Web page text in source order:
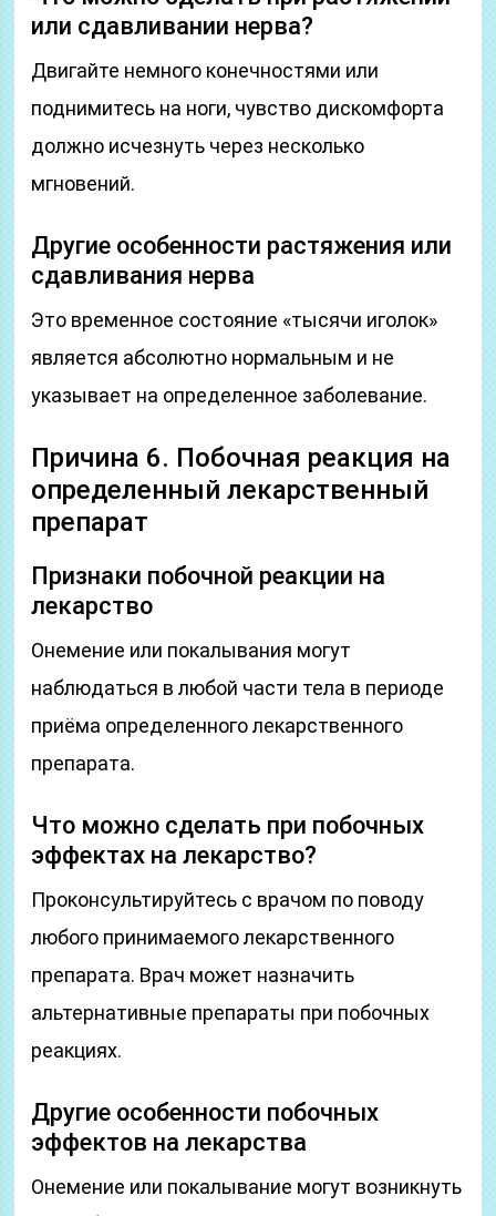
или сдавливании нерва?
Двигайте немного конечностями или
поднимитесь на ноги, чувство дискомфорта
должно исчезнуть через несколько
мгновений.
Другие особенности растяжения или
сдавливания нерва
Это временное состояние «тысячи иголок»
является абсолютно нормальным и не
указывает на определенное заболевание.
Причина 6. Побочная реакция на
определенный лекарственный
препарат
Признаки побочной реакции на
лекарство
Онемение или покалывания могут
наблюдаться в любой части тела в периоде
приёма определенного лекарственного
препарата.
Что можно сделать при побочных
эффектах на лекарство?
Проконсультируйтесь с врачом по поводу
любого принимаемого лекарственного
препарата. Врач может назначить
альтернативные препараты при побочных
реакциях.
Другие особенности побочных
эффектов на лекарства
Онемение или покалывание могут возникнуть